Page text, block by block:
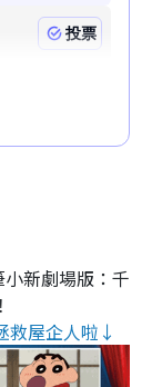
小新劇場版：千
救屋企人啦↓